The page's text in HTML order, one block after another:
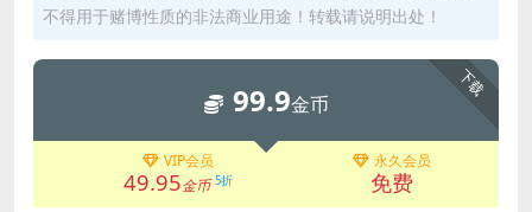
不得用于赌博性质的非法商业用途！转载请说明出处！
下载
99.9金币
VIP会员
49.95金币 5折
永久会员
免费